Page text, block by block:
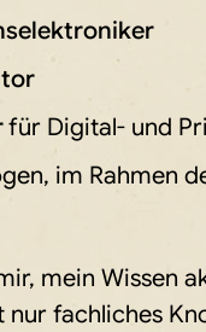
für Digital- und
im Rahmen
mein Wissen
fachliches